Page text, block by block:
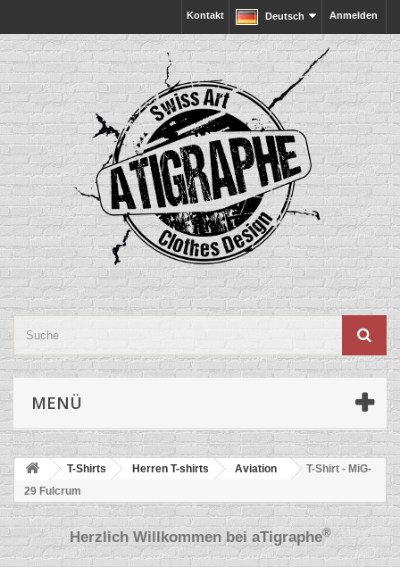
Anmelden
Deutsch
Kontakt
MENÜ
T-Shirts Herren T-shirts Aviation
T-Shirt - MiG-
29 Fulcrum
Herzlich Willkommen beiaTigraphe®